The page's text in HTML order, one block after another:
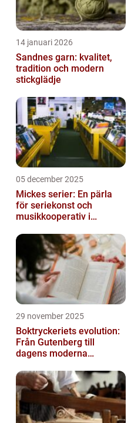
14 januari 2026
Sandnes garn: kvalitet,
tradition och modern
stickglädje
05 december 2025
Mickes serier: En pärla
för seriekonst och
musikkooperativ i
29 november 2025
Boktryckeriets evolution:
Från Gutenberg till
dagens moderna